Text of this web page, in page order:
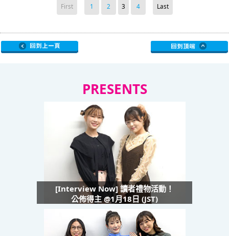
First 1 2 3 4 Last
PRESENTS
[Interview Now] 讀者禮物活動！
公佈得主 @1月18日 (JST)